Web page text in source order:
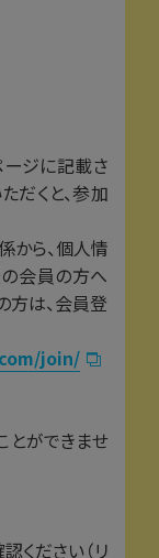
ジに記載さ
だくと、参加
から、個人情
会員の方へ
方は、会員登
join/
ができませ
ください（リ